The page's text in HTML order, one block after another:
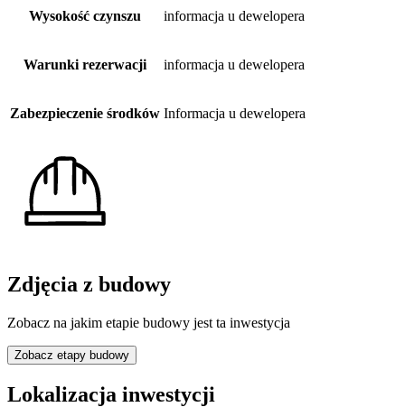
Wysokość czynszu informacja u dewelopera
Warunki rezerwacji informacja u dewelopera
Zabezpieczenie środków Informacja u dewelopera
Zdjęcia z budowy
Zobacz na jakim etapie budowy jest ta inwestycja
Zobacz etapy budowy
Lokalizacja inwestycji